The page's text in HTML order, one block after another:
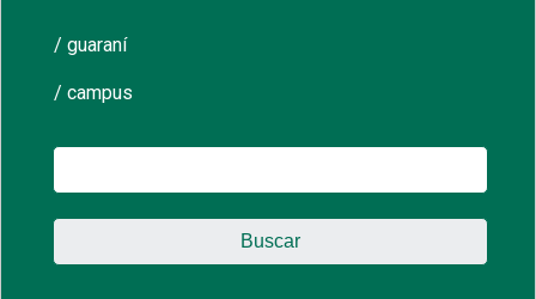
/ guaraní
/ campus
Buscar: